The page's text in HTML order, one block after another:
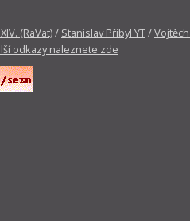
(RaVat)/ Stanislav Přibyl YT/
odkazy naleznete zde